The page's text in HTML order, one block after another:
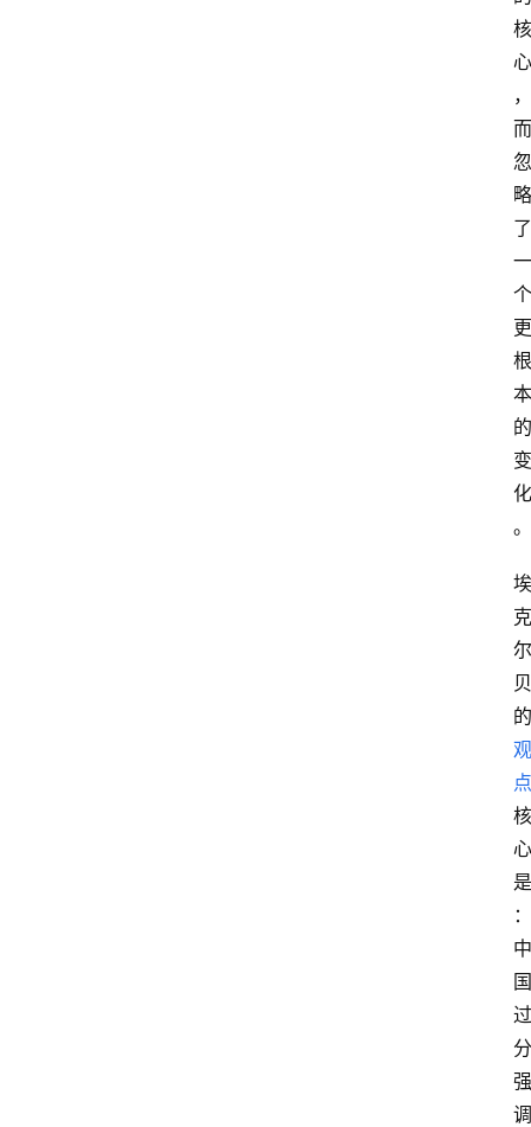
核
心
，
而
忽
略
了
一
个
更
根
本
的
变
化
。
埃
克
尔
贝
的
观
点
核
心
是
：
中
国
过
分
强
调